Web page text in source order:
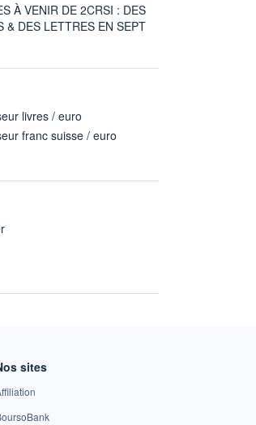
À VENIR DE 2CRSI : DES
& DES LETTRES EN SEPT
livres / euro
franc suisse / euro
sites